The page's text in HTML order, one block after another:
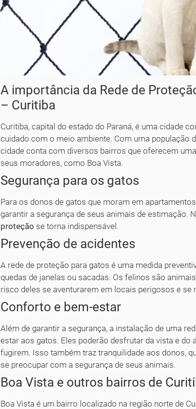
A importância da Rede de
– Curitiba
Curitiba, capital do estado do Paraná, é uma cidade
cuidado com o meio ambiente. Com uma população
cidade conta com diversos bairros que oferecem
seus moradores, como Boa Vista.
Segurança para os gatos
Para os donos de gatos que moram em
garantir a segurança de seus animais de estimação.
proteção se torna indispensável.
Prevenção de acidentes
A rede de proteção para gatos é uma medida
quedas de janelas ou sacadas. Os felinos são
risco deles se aventurarem em locais perigosos e se
Conforto e bem-estar
Além de garantir a segurança, a instalação de uma
estar aos gatos. Eles poderão desfrutar da vista e
fugirem. Isso também traz tranquilidade aos donos,
se preocupar com a segurança de seus animais.
Boa Vista e outros bairros de
Boa Vista é um bairro localizado na região norte de